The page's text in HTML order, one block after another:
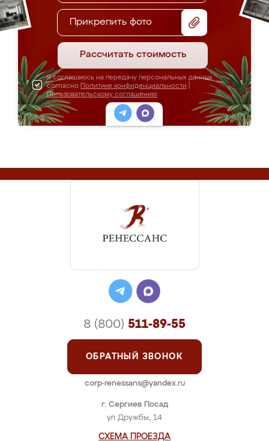
Прикрепить фото
Рассчитать стоимость
Я соглашаюсь на передачу персональных данных
согласно Политике конфиденциальности
Пользовательскому соглашению
г. Сергиев Посад
ул Дружбы, 14
СХЕМА ПРОЕЗДА
8 (800) 511-89-55
ОБРАТНЫЙ ЗВОНОК
corp-renessans@yandex.ru